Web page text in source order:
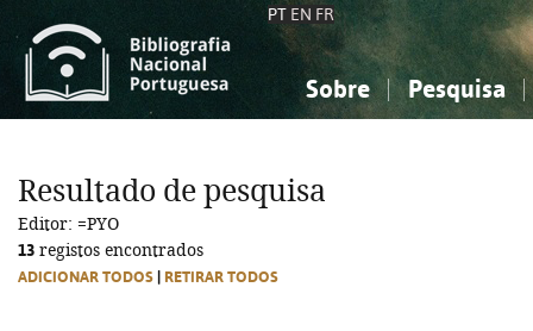
PT EN FR
Sobre Pesquisa
Ciências sociais...
Ciências sociais...
Resultado de pesquisa
Editor: =PYO
13 registos encontrados
ADICIONAR TODOS RETIRAR TODOS